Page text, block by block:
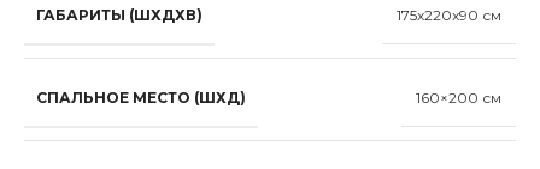
ГАБАРИТЫ (ШХДХВ) 175x220x90 см
СПАЛЬНОЕ МЕСТО (ШХД) 160×200 см